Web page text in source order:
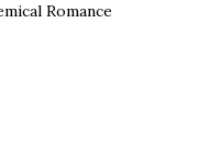
Romance